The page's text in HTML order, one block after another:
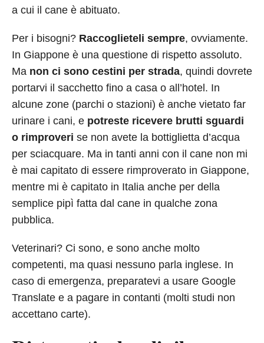
a cui il cane è abituato.
Per i bisogni? Raccoglieteli sempre, ovviamente.
In Giappone è una questione di rispetto assoluto.
Ma non ci sono cestini per strada, quindi dovrete
portarvi il sacchetto fino a casa o all’hotel. In
alcune zone (parchi o stazioni) è anche vietato far
urinare i cani, e potreste ricevere brutti sguardi
o rimproveri se non avete la bottiglietta d’acqua
per sciacquare. Ma in tanti anni con il cane non mi
è mai capitato di essere rimproverato in Giappone,
mentre mi è capitato in Italia anche per della
semplice pipì fatta dal cane in qualche zona
pubblica.
Veterinari? Ci sono, e sono anche molto
competenti, ma quasi nessuno parla inglese. In
caso di emergenza, preparatevi a usare Google
Translate e a pagare in contanti (molti studi non
accettano carte).